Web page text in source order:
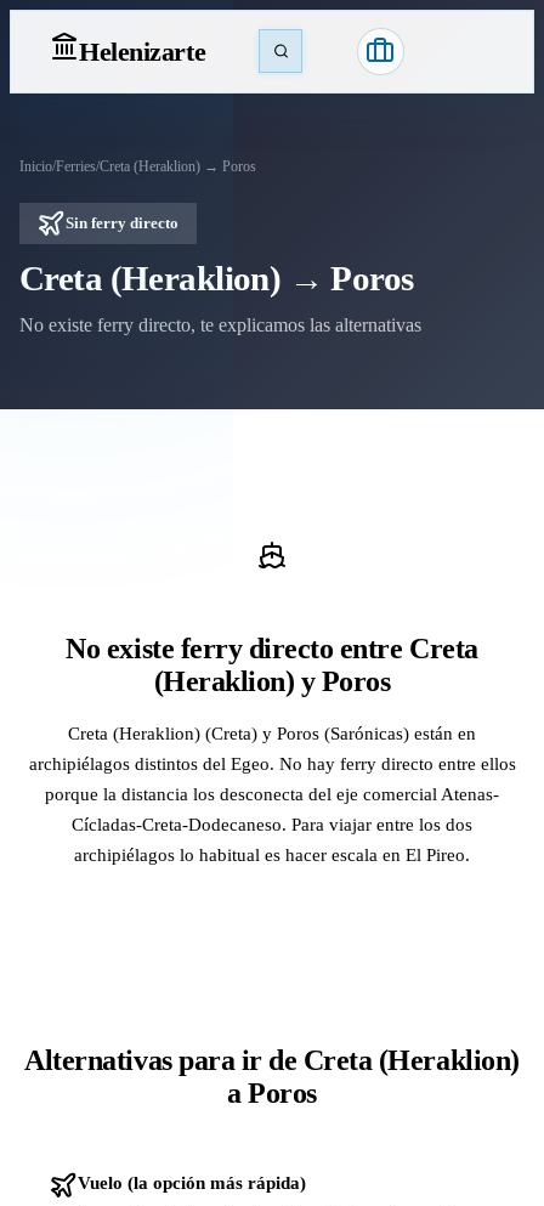
Helenizarte
Inicio/Ferries/Creta (Heraklion) → Poros
Sin ferry directo
Creta (Heraklion) → Poros
No existe ferry directo, te explicamos las alternativas
No existe ferry directo entre Creta
(Heraklion) y Poros
Creta (Heraklion) (Creta) y Poros (Sarónicas) están en
archipiélagos distintos del Egeo. No hay ferry directo entre ellos
porque la distancia los desconecta del eje comercial Atenas-
Cícladas-Creta-Dodecaneso. Para viajar entre los dos
archipiélagos lo habitual es hacer escala en El Pireo.
Alternativas para ir de Creta (Heraklion)
a Poros
Vuelo (la opción más rápida)